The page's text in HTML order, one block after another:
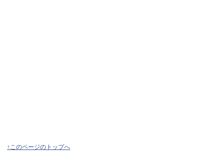
↑このページのトップへ